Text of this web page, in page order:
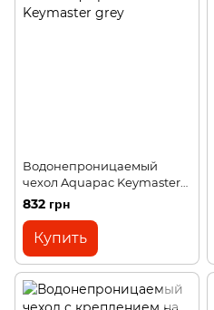
Водонепроницаемый
чехол Aquapac Keymaster
grey
832 грн
Купить